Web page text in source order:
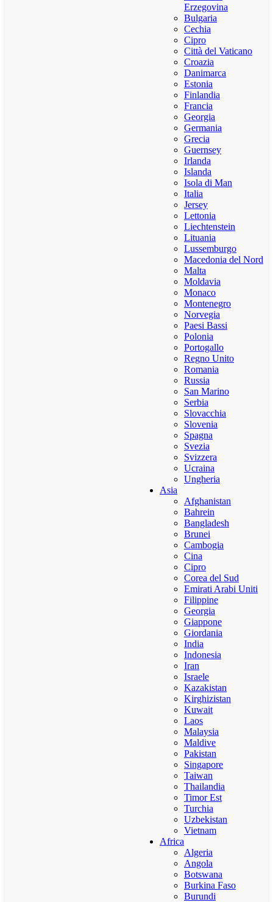
Erzegovina
Bulgaria
Cechia
Cipro
Città del Vaticano
Croazia
Danimarca
Estonia
Finlandia
Francia
Georgia
Germania
Grecia
Guernsey
Irlanda
Islanda
Isola di Man
Italia
Jersey
Lettonia
Liechtenstein
Lituania
Lussemburgo
Macedonia del Nord
Malta
Moldavia
Monaco
Montenegro
Norvegia
Paesi Bassi
Polonia
Portogallo
Regno Unito
Romania
Russia
San Marino
Serbia
Slovacchia
Slovenia
Spagna
Svezia
Svizzera
Ucraina
Ungheria
Asia
Afghanistan
Bahrein
Bangladesh
Brunei
Cambogia
Cina
Cipro
Corea del Sud
Emirati Arabi Uniti
Filippine
Georgia
Giappone
Giordania
India
Indonesia
Iran
Israele
Kazakistan
Kirghizistan
Kuwait
Laos
Malaysia
Maldive
Pakistan
Singapore
Taiwan
Thailandia
Timor Est
Turchia
Uzbekistan
Vietnam
Africa
Algeria
Angola
Botswana
Burkina Faso
Burundi